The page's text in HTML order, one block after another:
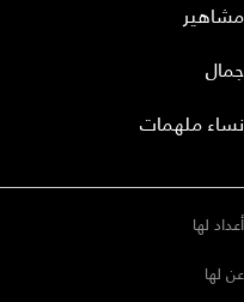
مشاهير
جمال
نساء ملهمات
أعداد لها
عن لها